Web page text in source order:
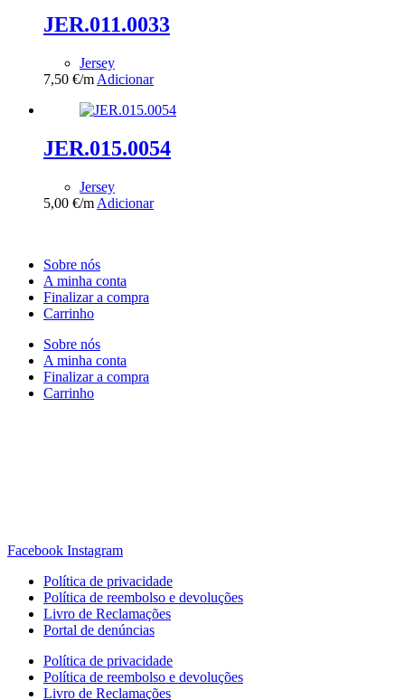
JER.011.0033
Jersey
7,50 €/m Adicionar
JER.015.0054
Jersey
5,00 €/m Adicionar
Sobre nós
A minha conta
Finalizar a compra
Carrinho
Sobre nós
A minha conta
Finalizar a compra
Carrinho
Facebook Instagram
Política de privacidade
Política de reembolso e devoluções
Livro de Reclamações
Portal de denúncias
Política de privacidade
Política de reembolso e devoluções
Livro de Reclamações